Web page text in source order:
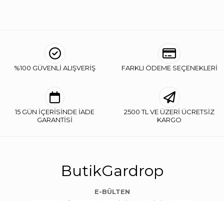
%100 GÜVENLİ ALIŞVERİŞ FARKLI ÖDEME SEÇENEKLERİ
15 GÜN İÇERİSİNDE İADE
GARANTİSİ
2500 TL VE ÜZERİ ÜCRETSİZ
KARGO
ButikGardrop
E-BÜLTEN